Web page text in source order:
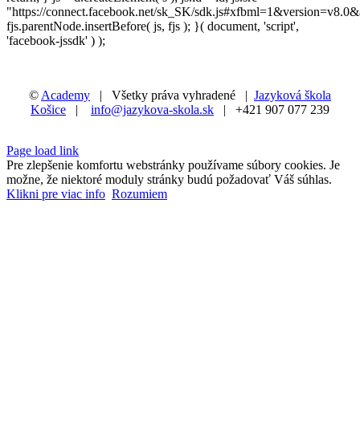
"https://connect.facebook.net/sk_SK/
fjs.parentNode.insertBefore( js, fjs ); }( document, 'script',
'facebook-jssdk' ) );
© Academy | Všetky práva vyhradené | Jazyková škola
Košice | info@jazykova-skola.sk | +421 907 077 239
Page load link
Pre zlepšenie komfortu webstránky používame súbory cookies. Je
možne, že niektoré moduly stránky budú požadovať Váš súhlas.
Klikni pre viac info Rozumiem